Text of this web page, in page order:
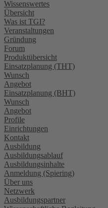
Wissenswertes
Übersicht
Was ist TGI?
Veranstaltungen
Gründung
Forum
Produktübersicht
Einsatzplanung (THT)
Wunsch
Angebot
Einsatzplanung (BHT)
Wunsch
Angebot
Profile
Einrichtungen
Kontakt
Ausbildung
Ausbildungsablauf
Ausbildungsinhalte
Anmeldung (Spiering)
Über uns
Netzwerk
Ausbildungspartner